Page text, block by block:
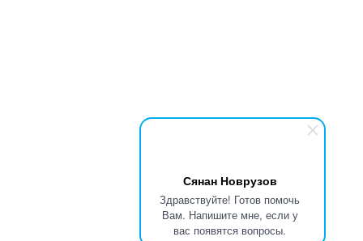
Сянан Новрузов
Здравствуйте! Готов помочь
Вам. Напишите мне, если у
вас появятся вопросы.